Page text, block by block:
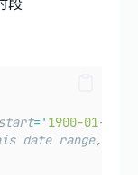
=' 1900-01-01
date range,